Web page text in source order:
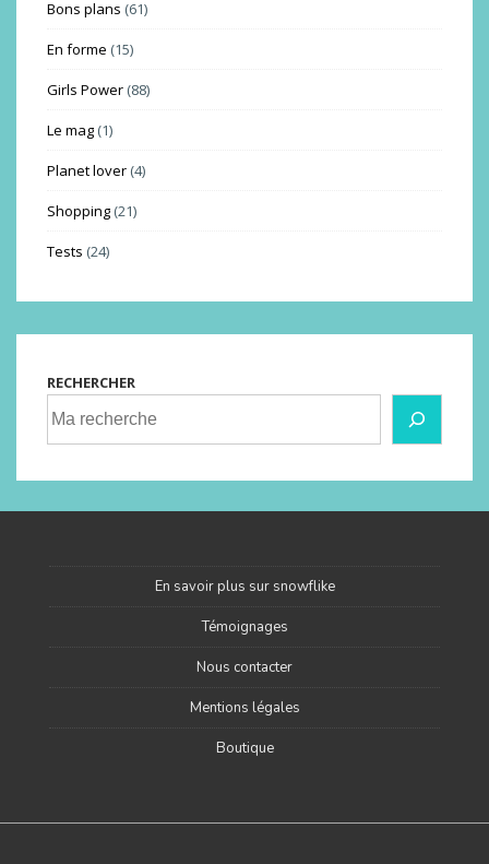
Bons plans (61)
En forme (15)
Girls Power (88)
Le mag (1)
Planet lover (4)
Shopping (21)
Tests (24)
RECHERCHER
En savoir plus sur snowflike
Témoignages
Nous contacter
Mentions légales
Boutique